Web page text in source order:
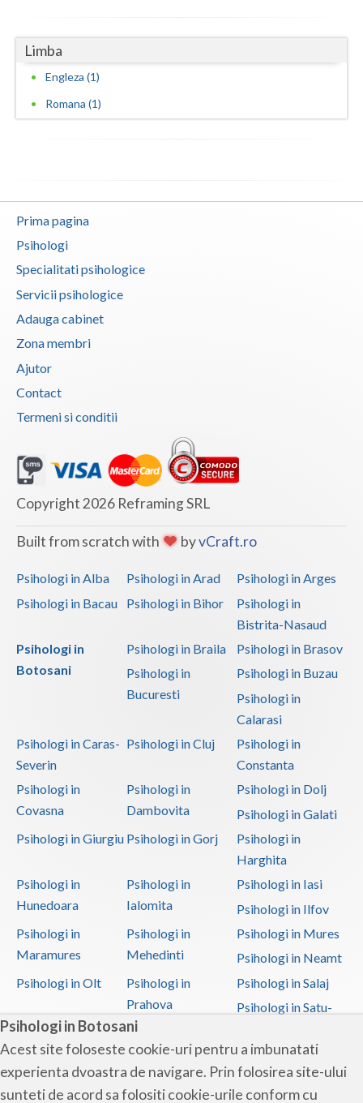
Psihologi in Botosani
Acest site foloseste cookie-uri pentru a imbunatati
experienta dvoastra de navigare. Prin folosirea site-ului
sunteti de acord sa folositi cookie-urile conform cu
Vaslui
Vrancea
Limba
Engleza (1)
Romana (1)
Prima pagina
Psihologi
Specialitati psihologice
Servicii psihologice
Adauga cabinet
Zona membri
Ajutor
Contact
Termeni si conditii
Copyright 2026 Reframing SRL
Built from scratch with byvCraft.ro
Psihologi in Alba Psihologi in Arad
Psihologi in Arges
Psihologi in Bacau
Psihologi in Bihor
Psihologi in
Bistrita-Nasaud
Psihologi in
Botosani
Psihologi in Braila
Psihologi in Brasov
Psihologi in
Bucuresti
Psihologi in Buzau
Psihologi in
Calarasi
Psihologi in Caras-
Severin
Psihologi in Cluj
Psihologi in
Constanta
Psihologi in
Covasna
Psihologi in
Dambovita
Psihologi in Dolj
Psihologi in Galati
Psihologi in Giurgiu Psihologi in Gorj
Psihologi in
Harghita
Psihologi in
Hunedoara
Psihologi in
Ialomita
Psihologi in Iasi
Psihologi in Ilfov
Psihologi in
Maramures
Psihologi in
Mehedinti
Psihologi in Mures
Psihologi in Neamt
Psihologi in Olt
Psihologi in
Prahova
Psihologi in Salaj
Psihologi in Satu-
Psihologi in Sibiu
Psihologi in
Suceava
Psihologi in
Teleorman
Psihologi in Timis
Psihologi in Tulcea Psihologi in Valcea